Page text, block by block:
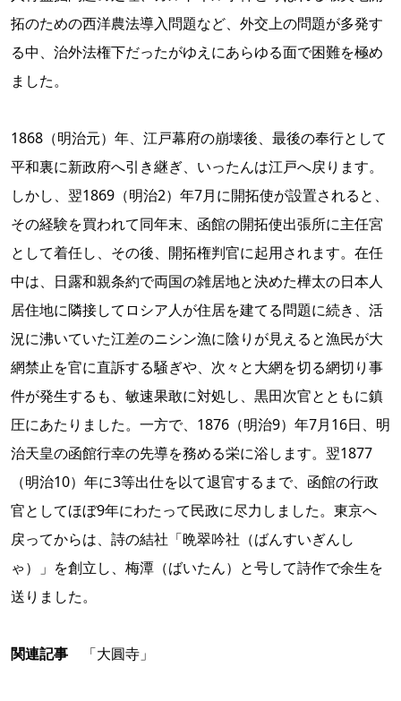
拓のための西洋農法導入問題など、外交上の問題が多発す
る中、治外法権下だったがゆえにあらゆる面で困難を極め
ました。
1868（明治元）年、江戸幕府の崩壊後、最後の奉行として
平和裏に新政府へ引き継ぎ、いったんは江戸へ戻ります。
しかし、翌1869（明治2）年7月に開拓使が設置されると、
その経験を買われて同年末、函館の開拓使出張所に主任宮
として着任し、その後、開拓権判官に起用されます。在任
中は、日露和親条約で両国の雑居地と決めた樺太の日本人
居住地に隣接してロシア人が住居を建てる問題に続き、活
況に沸いていた江差のニシン漁に陰りが見えると漁民が大
網禁止を官に直訴する騒ぎや、次々と大網を切る網切り事
件が発生するも、敏速果敢に対処し、黒田次官とともに鎮
圧にあたりました。一方で、1876（明治9）年7月16日、明
治天皇の函館行幸の先導を務める栄に浴します。翌1877
（明治10）年に3等出仕を以て退官するまで、函館の行政
官としてほぼ9年にわたって民政に尽力しました。東京へ
戻ってからは、詩の結社「晩翠吟社（ばんすいぎんし
ゃ）」を創立し、梅潭（ばいたん）と号して詩作で余生を
送りました。
関連記事 「大圓寺」